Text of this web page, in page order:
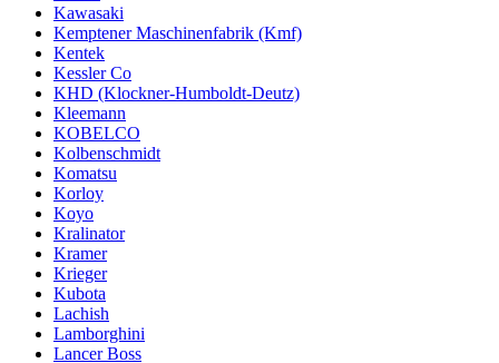
Kawasaki
Kemptener Maschinenfabrik (Kmf)
Kentek
Kessler Co
KHD (Klockner-Humboldt-Deutz)
Kleemann
KOBELCO
Kolbenschmidt
Komatsu
Korloy
Koyo
Kralinator
Kramer
Krieger
Kubota
Lachish
Lamborghini
Lancer Boss